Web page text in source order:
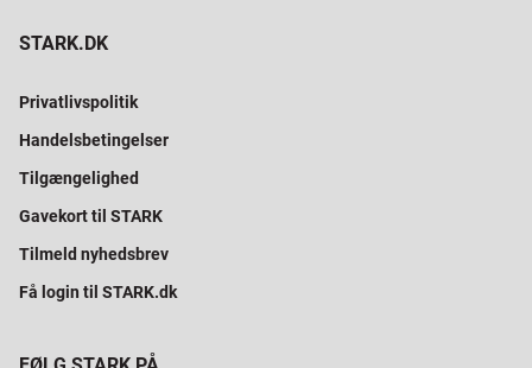
STARK.DK
Privatlivspolitik
Handelsbetingelser
Tilgængelighed
Gavekort til STARK
Tilmeld nyhedsbrev
Få login til STARK.dk